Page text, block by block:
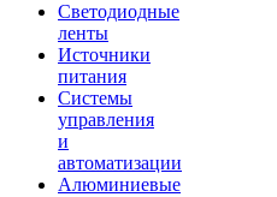
Светодиодные
ленты
Источники
питания
Системы
управления
и
автоматизации
Алюминиевые